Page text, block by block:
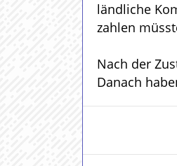
ländliche
zahlen
Nach der
Danach